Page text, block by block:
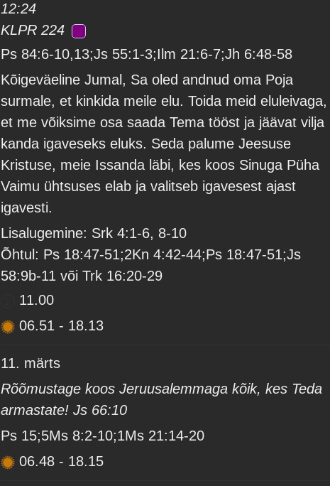
12:24
KLPR 224
Ps 84:6-10,13;Js 55:1-3;Ilm 21:6-7;Jh 6:48-58
Kõigeväeline Jumal, Sa oled andnud oma Poja
surmale, et kinkida meile elu. Toida meid eluleivaga,
et me võiksime osa saada Tema tööst ja jäävat vilja
kanda igaveseks eluks. Seda palume Jeesuse
Kristuse, meie Issanda läbi, kes koos Sinuga Püha
Vaimu ühtsuses elab ja valitseb igavesest ajast
igavesti.
Lisalugemine: Srk 4:1-6, 8-10
Õhtul: Ps 18:47-51;2Kn 4:42-44;Ps 18:47-51;Js
58:9b-11 või Trk 16:20-29
11.00
06.51 - 18.13
11. märts
Rõõmustage koos Jeruusalemmaga kõik, kes Teda
armastate! Js 66:10
Ps 15;5Ms 8:2-10;1Ms 21:14-20
06.48 - 18.15